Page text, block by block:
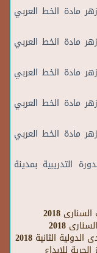
مادة الخط العربي
مادة الخط العربي
مادة الخط العربي
مادة الخط العربي
مادة الخط العربي
التدريبية بمدينة
2018
الثانية 2018